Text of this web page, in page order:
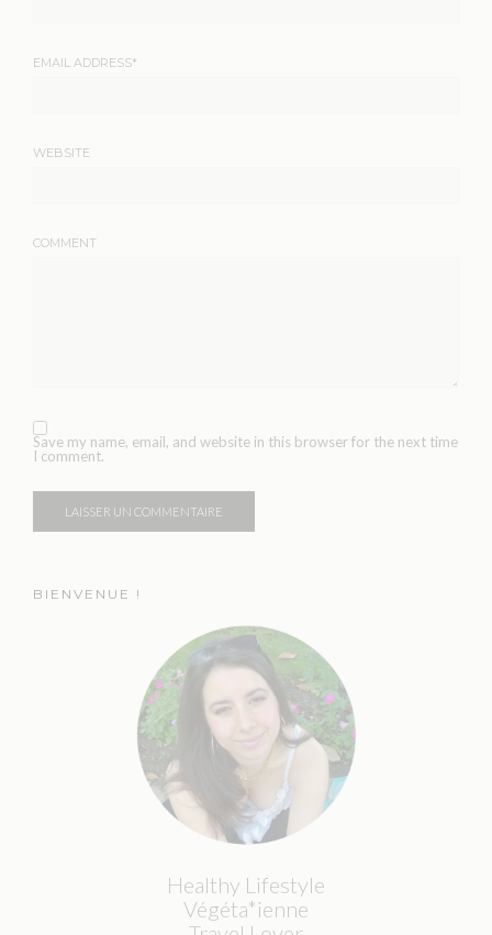
EMAIL ADDRESS*
WEBSITE
COMMENT
Save my name, email, and website in this browser for the next time
I comment.
BIENVENUE !
Healthy Lifestyle
Végéta*ienne